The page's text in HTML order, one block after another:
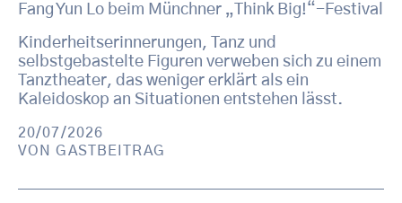
Fang Yun Lo beim Münchner „Think Big!“-Festival
Kinderheitserinnerungen, Tanz und
selbstgebastelte Figuren verweben sich zu einem
Tanztheater, das weniger erklärt als ein
Kaleidoskop an Situationen entstehen lässt.
20/07/2026
VONGASTBEITRAG